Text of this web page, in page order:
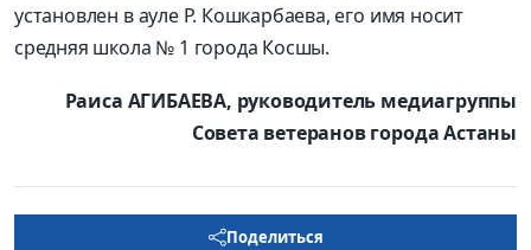
установлен в ауле Р. Кошкарбаева, его имя носит
средняя школа № 1 города Косшы.
Раиса АГИБАЕВА, руководитель медиагруппы
Совета ветеранов города Астаны
Поделиться